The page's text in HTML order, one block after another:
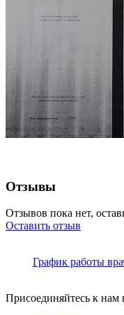
Отзывы
Отзывов пока нет,
Оставить отзыв
График работы
Присоединяйтесь к нам